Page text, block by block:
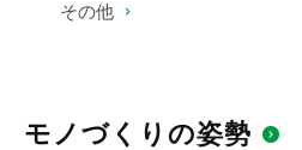
その他
モノづくりの姿勢